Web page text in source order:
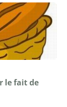
le fait de